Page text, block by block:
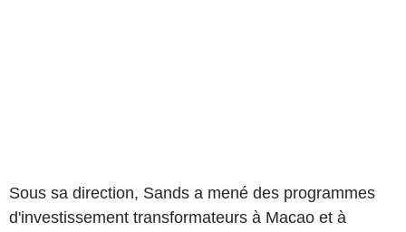
Sous sa direction, Sands a mené des programmes
d'investissement transformateurs à Macao et à